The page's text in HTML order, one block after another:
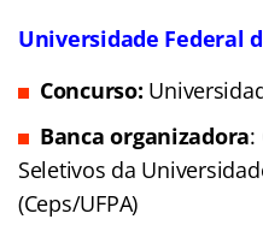
Universidade Federal
Concurso:
Banca organizadora:
Seletivos da
(Ceps/UFPA)